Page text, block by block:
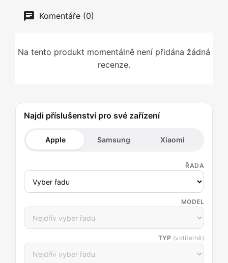
Komentáře (0)
Na tento produkt momentálně není přidána žádná
recenze.
Najdi příslušenství pro své zařízení
Apple Samsung Xiaomi
ŘADA
MODEL
TYP (volitelně)